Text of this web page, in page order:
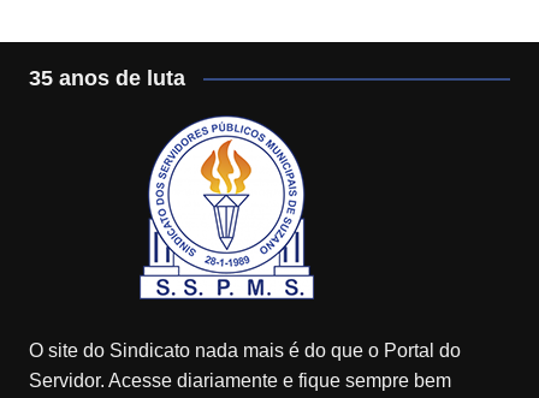
35 anos de luta
O site do Sindicato nada mais é do que o Portal do
Servidor. Acesse diariamente e fique sempre bem